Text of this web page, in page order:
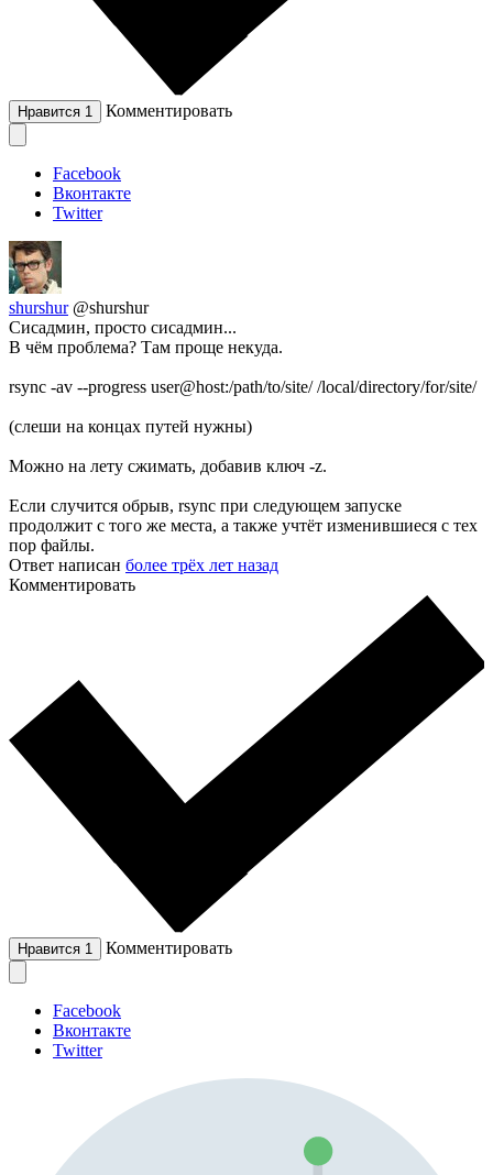
Нравится 1 Комментировать
Facebook
Вконтакте
Twitter
shurshur @shurshur
Сисадмин, просто сисадмин...
В чём проблема? Там проще некуда.
rsync -av --progress user@host:/path/to/site/ /local/directory/for/site/
(слеши на концах путей нужны)
Можно на лету сжимать, добавив ключ -z.
Если случится обрыв, rsync при следующем запуске
продолжит с того же места, а также учтёт изменившиеся с тех
пор файлы.
Ответ написан более трёх лет назад
Комментировать
Нравится 1 Комментировать
Facebook
Вконтакте
Twitter